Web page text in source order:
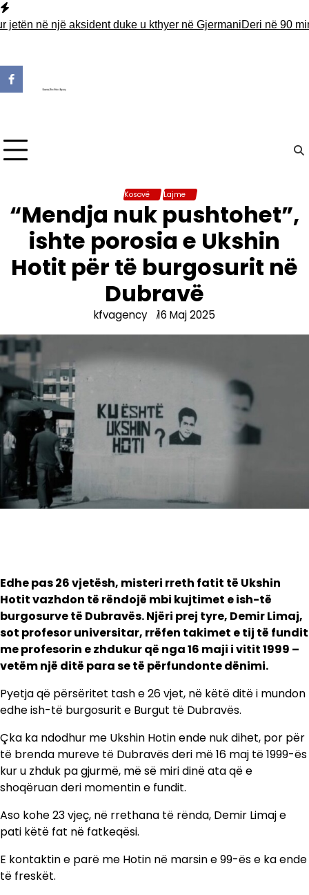
Skip
to
një aksident duke u kthyer në GjermaniDeri në 90 minuta
Kosovë Lajme
“Mendja nuk pushtohet”,
ishte porosia e Ukshin
Hotit për të burgosurit në
Dubravë
kfvagency 16 Maj 2025
Edhe pas 26 vjetësh, misteri rreth fatit të Ukshin
Hotit vazhdon të rëndojë mbi kujtimet e ish-të
burgosurve të Dubravës. Njëri prej tyre, Demir Limaj,
sot profesor universitar, rrëfen takimet e tij të fundit
me profesorin e zhdukur që nga 16 maji i vitit 1999 –
vetëm një ditë para se të përfundonte dënimi.
Pyetja që përsëritet tash e 26 vjet, në këtë ditë i mundon
edhe ish-të burgosurit e Burgut të Dubravës.
Çka ka ndodhur me Ukshin Hotin ende nuk dihet, por për
të brenda mureve të Dubravës deri më 16 maj të 1999-ës
kur u zhduk pa gjurmë, më së miri dinë ata që e
shoqëruan deri momentin e fundit.
Aso kohe 23 vjeç, në rrethana të rënda, Demir Limaj e
pati këtë fat në fatkeqësi.
E kontaktin e parë me Hotin në marsin e 99-ës e ka ende
të freskët.